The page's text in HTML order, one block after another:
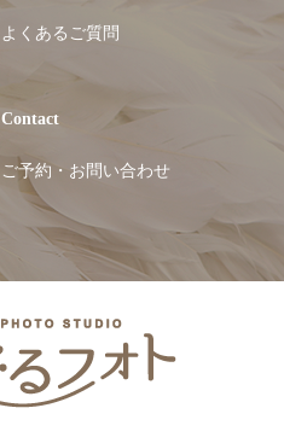
よくあるご質問
Contact
ご予約・お問い合わせ